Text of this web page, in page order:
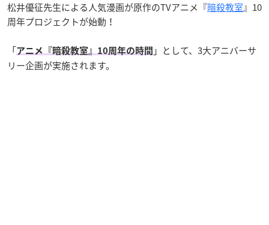
松井優征先生による人気漫画が原作のTVアニメ『暗殺教室』10
周年プロジェクトが始動！
「アニメ『暗殺教室』10周年の時間 」として、3大アニバーサ
リー企画が実施されます。